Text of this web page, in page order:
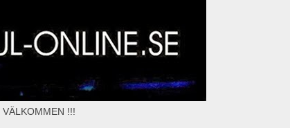
VÄLKOMMEN !!!